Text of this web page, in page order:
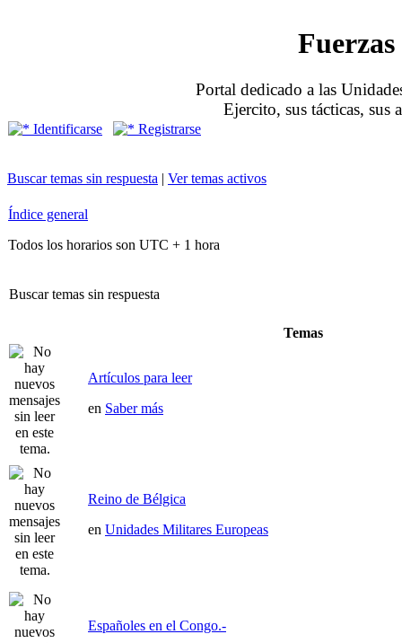
Portal dedicado a las
Ejercito, sus tácticas, sus
Identificarse Registrarse
Buscar temas sin respuesta | Ver temas activos
Índice general
Todos los horarios son UTC + 1 hora
Buscar temas sin respuesta
Temas
Artículos para leer
en Saber más
Reino de Bélgica
en Unidades Militares Europeas
Españoles en el Congo.-